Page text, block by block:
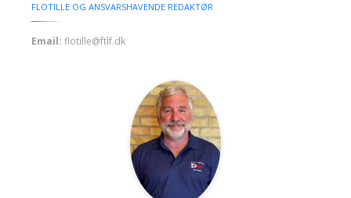
FLOTILLE OG ANSVARSHAVENDE REDAKTØR
Email: flotille@ftlf.dk